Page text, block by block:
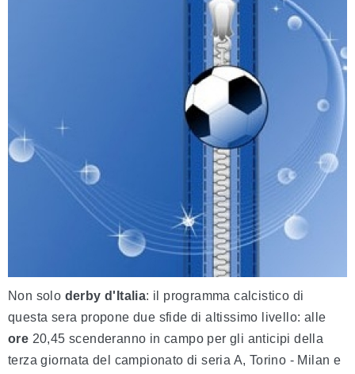
Non solo derby d'Italia: il programma calcistico di
questa sera propone due sfide di altissimo livello: alle
ore 20,45 scenderanno in campo per gli anticipi della
terza giornata del campionato di seria A, Torino - Milan e